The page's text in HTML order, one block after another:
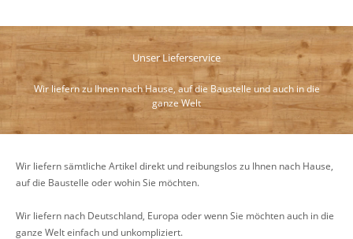
Unser Lieferservice
Wir liefern zu Ihnen nach Hause, auf die Baustelle und auch in die
ganze Welt
Wir liefern sämtliche Artikel direkt und reibungslos zu Ihnen nach Hause,
auf die Baustelle oder wohin Sie möchten.
Wir liefern nach Deutschland, Europa oder wenn Sie möchten auch in die
ganze Welt einfach und unkompliziert.